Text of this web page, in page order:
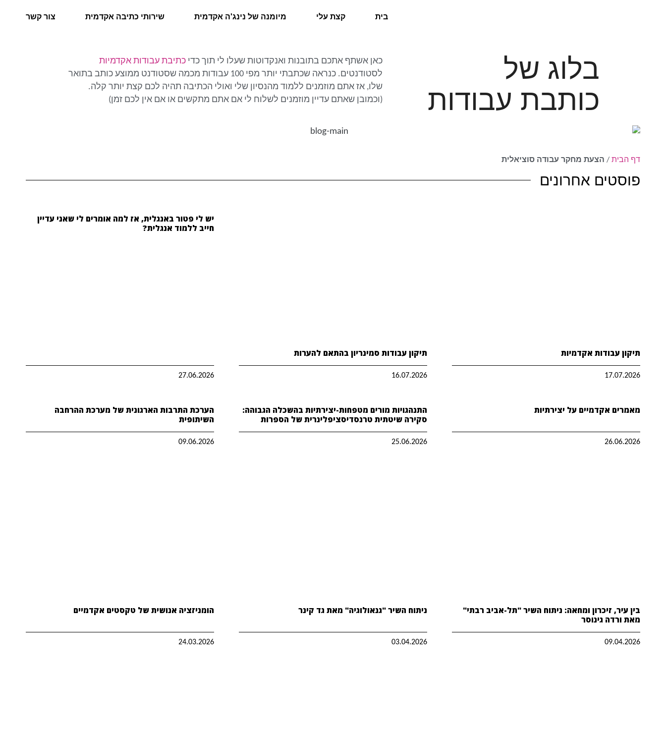
בית קצת עלי מיומנה של נינג'ה אקדמית שירותי כתיבה אקדמית צור קשר
בלוג של
כותבת עבודות
כאן אשתף אתכם בתובנות ואנקדוטות שעלו לי תוך כדי כתיבת עבודות אקדמיות
לסטודנטים. כנראה שכתבתי יותר מפי 100 עבודות מכמה שסטודנט ממוצע כותב בתואר
שלו, אז אתם מוזמנים ללמוד מהנסיון שלי ואולי הכתיבה תהיה לכם קצת יותר קלה.
(וכמובן שאתם עדיין מוזמנים לשלוח לי אם אתם מתקשים או אם אין לכם זמן)
דף הבית / הצעת מחקר עבודה סוציאלית
פוסטים אחרונים
תיקון עבודות אקדמיות
17.07.2026
תיקון עבודות סמינריון בהתאם להערות
16.07.2026
יש לי פטור באנגלית, אז למה אומרים לי שאני עדיין
חייב ללמוד אנגלית?
27.06.2026
מאמרים אקדמיים על יצירתיות
26.06.2026
התנהגויות מורים מטפחות-יצירתיות בהשכלה הגבוהה:
סקירה שיטתית טרנסדיסציפלינרית של הספרות
25.06.2026
הערכת התרבות הארגונית של מערכת ההרחבה
השיתופית
09.06.2026
בין עיר, זיכרון ומחאה: ניתוח השיר "תל-אביב רבתי"
מאת ורדה גינוסר
09.04.2026
ניתוח השיר "גנאולוגיה" מאת גד קינר
03.04.2026
הומניזציה אנושית של טקסטים אקדמיים
24.03.2026